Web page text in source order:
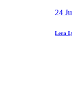
24
Lera